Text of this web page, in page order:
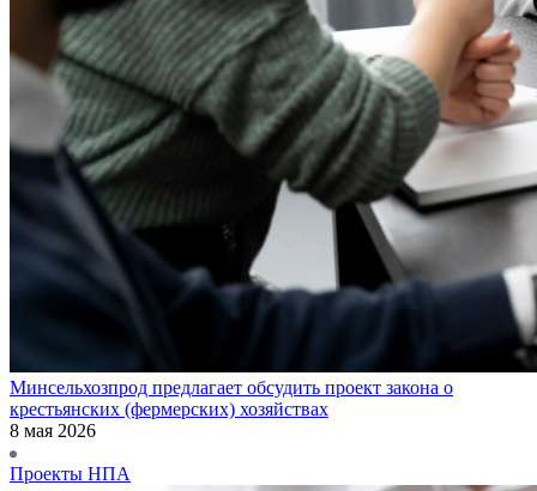
Минсельхозпрод предлагает обсудить проект закона о
крестьянских (фермерских) хозяйствах
8 мая 2026
Проекты НПА